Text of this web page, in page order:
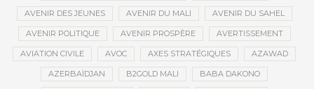
AVENIR DES JEUNES AVENIR DU MALI AVENIR DU SAHEL
AVENIR POLITIQUE AVENIR PROSPÈRE AVERTISSEMENT
AVIATION CIVILE AVOC AXES STRATÉGIQUES AZAWAD
AZERBAÏDJAN B2GOLD MALI BABA DAKONO